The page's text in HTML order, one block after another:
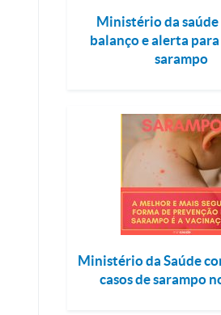
Ministério da
balanço e alerta
sarampo
Ministério da Saúde
casos de sarampo